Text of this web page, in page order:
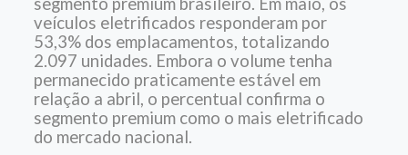
veículos eletrificados responderam por
53,3% dos emplacamentos, totalizando
2.097 unidades. Embora o volume tenha
permanecido praticamente estável em
relação a abril, o percentual confirma o
segmento premium como o mais eletrificado
do mercado nacional.